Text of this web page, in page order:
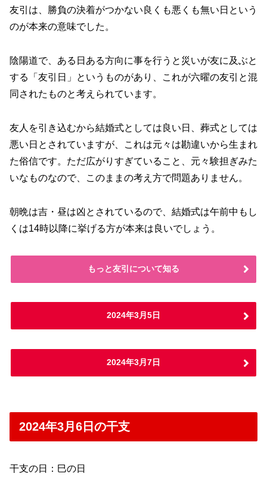
友引は、勝負の決着がつかない良くも悪くも無い日という
のが本来の意味でした。
陰陽道で、ある日ある方向に事を行うと災いが友に及ぶと
する「友引日」というものがあり、これが六曜の友引と混
同されたものと考えられています。
友人を引き込むから結婚式としては良い日、葬式としては
悪い日とされていますが、これは元々は勘違いから生まれ
た俗信です。ただ広がりすぎていること、元々験担ぎみた
いなものなので、このままの考え方で問題ありません。
朝晩は吉・昼は凶とされているので、結婚式は午前中もし
くは14時以降に挙げる方が本来は良いでしょう。
もっと友引について知る
2024年3月5日
2024年3月7日
2024年3月6日の干支
干支の日：巳の日